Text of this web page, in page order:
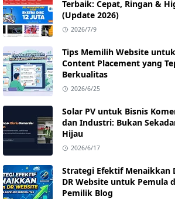
Terbaik: Cepat, Ringan &
(Update 2026)
2026/7/9
Tips Memilih Website untuk
Content Placement yang
Berkualitas
2026/6/25
Solar PV untuk Bisnis
dan Industri: Bukan
Hijau
2026/6/17
Strategi Efektif Menaikkan
DR Website untuk Pemula
Pemilik Blog